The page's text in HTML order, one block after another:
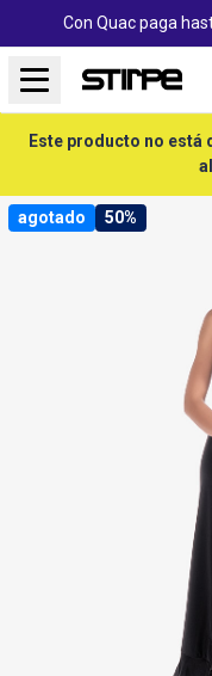
Con Quac paga
Este producto no está
agotado 50%